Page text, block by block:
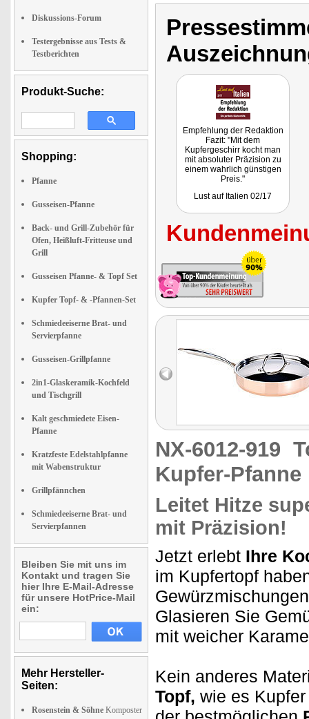
Diskussions-Forum
Testergebnisse aus Tests &
Testberichten
Produkt-Suche:
Shopping:
Pfanne
Gusseisen-Pfanne
Back- und Grill-Zubehör für
Ofen, Heißluft-Fritteuse und
Grill
Gusseisen Pfanne- & Topf Set
Kupfer Topf- & -Pfannen-Set
Schmiedeeiserne Brat- und
Servierpfanne
Gusseisen-Grillpfanne
2in1-Glaskeramik-Kochfeld
und Tischgrill
Kalt geschmiedete Eisen-
Pfanne
Kratzfeste Edelstahlpfanne
mit Wabenstruktur
Grillpfännchen
Schmiedeeiserne Brat- und
Servierpfannen
Bleiben Sie mit uns im
Kontakt und tragen Sie
hier Ihre E-Mail-Adresse
für unsere HotPrice-Mail
ein:
Mehr Hersteller-
Seiten:
Rosenstein & Söhne Komposter
Empfehlung der Redaktion
Fazit: "Mit dem
Kupfergeschirr kocht man
mit absoluter Präzision zu
einem wahrlich günstigen
Preis."
Lust auf Italien 02/17
NX-6012-919
Kupfer-
Leitet Hitze
mit Präzision!
Jetzt erlebt Ihre
im Kupfertopf
Glasieren Sie
mit weicher
Kein anderes
Topf, wie es